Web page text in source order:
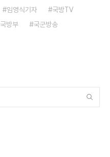
임영식기자
국방TV
국방부 국군방송